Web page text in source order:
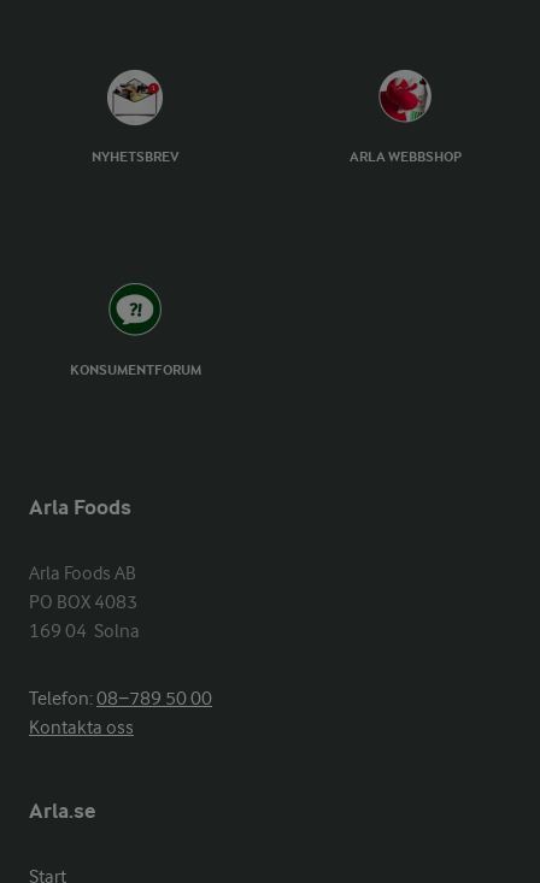
NYHETSBREV ARLA WEBBSHOP
KONSUMENTFORUM
Arla Foods
Arla Foods AB
PO BOX 4083
169 04  Solna
Telefon:08−789 50 00
Kontakta oss
Arla.se
Start